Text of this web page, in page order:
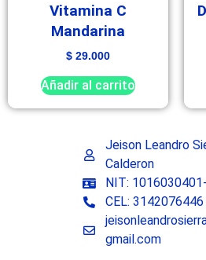
Vitamina C
Mandarina
$ 29.000
Añadir al carrito
Jeison Leandro
Calderon
NIT:
CEL:
gmail.com